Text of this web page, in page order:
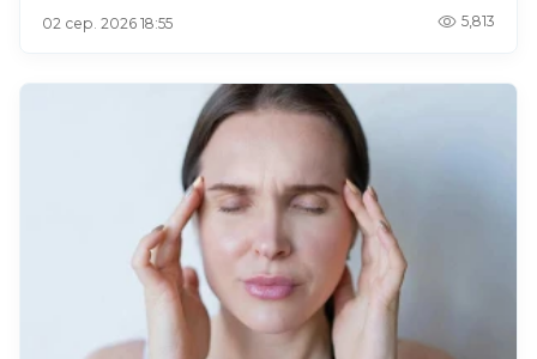
02 сер. 2026 18:55 5,813